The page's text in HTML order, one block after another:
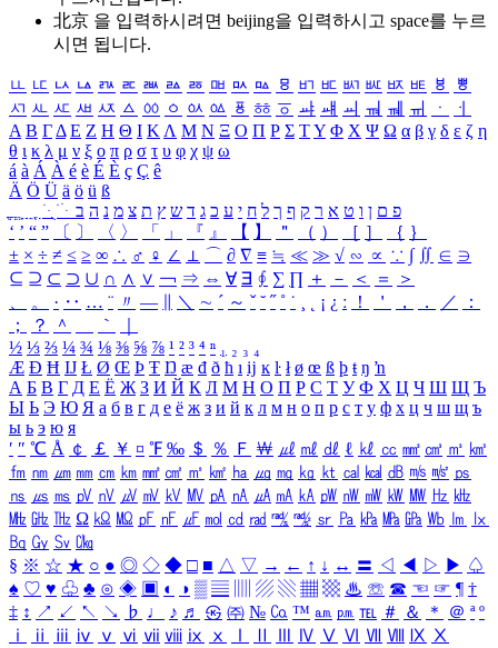
北京 을 입력하시려면 beijing을 입력하시고 space를 누르
시면 됩니다.
ㅥ ㅦ ㅧ ㅨ ㅩ ㅪ ㅫ ㅬ ㅭ ㅮ ㅯ ㅰ ㅱ ㅲ ㅳ ㅴ ㅵ ㅶ ㅷ ㅸ
ㅹ
ㅺ ㅻ ㅼ ㅽ ㅾ ㅿ ㆀ ㆁ ㆂ ㆃ ㆄ ㆅ ㆆ ㆇ ㆈ ㆉ ㆊ ㆋ ㆌ ㆍ
ㆎ
Α Β ΓΔ Ε Ζ Η Θ Ι ΚΛ Μ Ν Ξ Ο Π Ρ Σ ΤΥ Φ Χ Ψ Ω α β γ δ ε ζ η
θ ι κ λ μ ν ξ ο π ρ σ τ υ φ χ ψ ω
á à Á À é è É È ç Ç ê
Ä Ö Ü ä ö ü ß
ִֶֹ ֻּ ׁׂ פ ם ן ו ט א ר ק ף ך ל ח י ע כ ג ד ש ץ ת צ מ נ ה ב
‘ ’ “ ” 〔 〕 〈 〉 「 」 『 』 【 】 ＂ （ ） ［ ］ ｛ ｝
± × ÷ ≠ ≤ ≥ ∞ ∴ ♂ ♀ ∠ ⊥ ⌒ ∂ ∇ ≡ ≒ ≪ ≫ √ ∽ ∝ ∵ ∫ ∬ ∈ ∋
⊆ ⊇ ⊂ ⊃ ∪ ∩ ∧ ∨ ￢ ⇒ ⇔ ∀ ∃ ∮ ∑ ∏ ＋ － ＜ ＝
＞
、
。 · ‥ … ¨ 〃 ― ＼ ∼ ´ ～ ˇ ˘ ˝ ˚ ˙ ¸ ¡ ¿ ː ！ ＇ ， ． ／
：
；
？ ＾ ｀
½ ⅓ ⅔ ¼ ¾ ⅛ ⅜ ⅝ ⅞ ¹ ² ³ ⁴ ⁿ ₁ ₂ ₃ ₄
Æ Ð Ħ Ĳ Ł Ø Œ Þ Ŧ Ŋ æ đ ð ħ ı ĳ ĸ ŀ ł ø œ ß þ ŧ ŋ ŉ
А Б В Г Д Е Ё Ж З И Й К Л М Н О П Р С Т У Ф Х Ц Ч Ш Щ Ъ
Ы Ь Э Ю Я а б в г д е ё ж з и й к л м н о п р с т у ф х ц ч ш щ ъ
ы ь э ю я
′ ″ ℃ Å ￠ ￡ ￥ ¤ ℉ ‰ ＄ ％ Ｆ ￦ ㎕ ㎖ ㎗ ℓ ㎘ ㏄ ㎣ ㎤ ㎥ ㎦
㎙ ㎚ ㎛ ㎜ ㎝ ㎞ ㎟ ㎠ ㎡ ㎢ ㏊ ㎍ ㎎ ㎏ ㏏ ㎈ ㎉ ㏈ ㎧ ㎨ ㎰
㎱ ㎲ ㎳ ㎴ ㎵ ㎶ ㎷ ㎸ ㎹ ㎀ ㎁ ㎂ ㎃ ㎄ ㎺ ㎻ ㎽ ㎾ ㎿ ㎐ ㎑
㎒ ㎓ ㎔ Ω ㏀ ㏁ ㎊ ㎋ ㎌ ㏖ ㏅ ㎭ ㎮ ㎯ ㏛ ㎩ ㎪ ㎫ ㎬ ㏝ ㏐
㏓
㏃ ㏉ ㏜ ㏆
§ ※ ☆ ★ ○ ● ◎ ◇ ◆ □ ■ △ ▽ → ← ↑ ↓ ↔ 〓 ◁ ◀ ▷ ▶ ♤
♠ ♡ ♥ ♧ ♣ ⊙ ◈ ▣ ◐ ◑ ▒ ▤ ▨ ▧ ▦ ▩ ♨ ☏ ☎ ☜ ☞ ¶ †
‡ ↕ ↗ ↙ ↖ ↘ ♭ ♩ ♪ ♬ ㉿ ㈜ № ㏇ ™ ㏂ ㏘ ℡ ＃ ＆ ＊ ＠ ª º
ⅰ
ⅱ ⅲ ⅳ ⅴ ⅵ ⅶ ⅷ ⅸ ⅹ Ⅳ Ⅴ Ⅵ Ⅶ Ⅷ Ⅸ Ⅹ